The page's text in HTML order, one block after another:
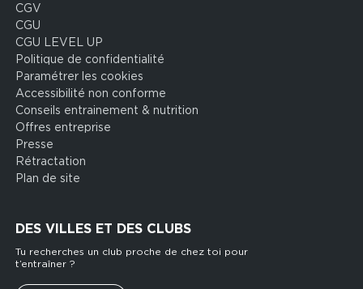
CGV
CGU
CGU LEVEL UP
Politique de confidentialité
Paramétrer les cookies
Accessibilité non conforme
Conseils entrainement & nutrition
Offres entreprise
Presse
Rétractation
Plan de site
DES VILLES ET DES CLUBS
Tu recherches un club proche de chez toi pour
t’entraîner ?